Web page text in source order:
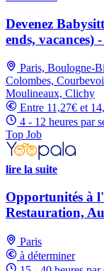
Devenez
ends, vacances)
Paris, Boulogne-
Colombes,
Moulineaux, Clichy
Entre 11,27€ et
4 - 12 heures par
Top Job
lire la suite
Opportunités à
Restauration,
Paris
à déterminer